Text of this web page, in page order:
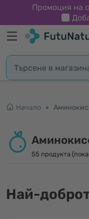
Промоция на
Начало
55 продукта
Най-